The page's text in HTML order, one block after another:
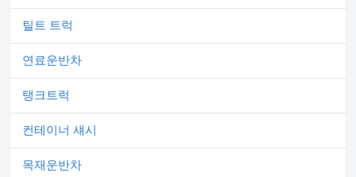
틸트 트럭
연료운반차
탱크트럭
컨테이너 섀시
목재운반차